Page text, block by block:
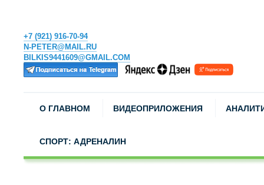
+7 (921) 916-70-94
N-PETER@MAIL.RU
BILKIS9441609@GMAIL.COM
О ГЛАВНОМ ВИДЕОПРИЛОЖЕНИЯ
СПОРТ: АДРЕНАЛИН